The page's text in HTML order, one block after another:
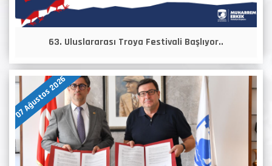
63. Uluslararası Troya Festivali Başlıyor..
07 Ağustos 2026